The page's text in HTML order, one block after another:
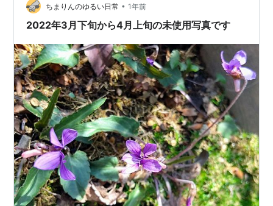
なパロットファイヤーシクリッドなどもいて、誰かが捨
てたようとしたのを引き取ったのか、または霞ヶ浦…
ちまりんのゆるい日常 • 1年前
2022年3月下旬から4月上旬の未使用写真です